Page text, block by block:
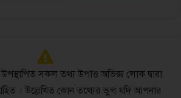
উপস্থাপিত সকল তথ্য উপাত্ত অভিজ্ঞ লোক দ্বারা
। উল্লেখিত কোন তথ্যের ভুল যদি আপনার